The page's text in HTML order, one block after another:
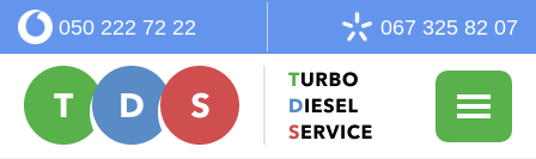
050 222 72 22 067 325 82 07